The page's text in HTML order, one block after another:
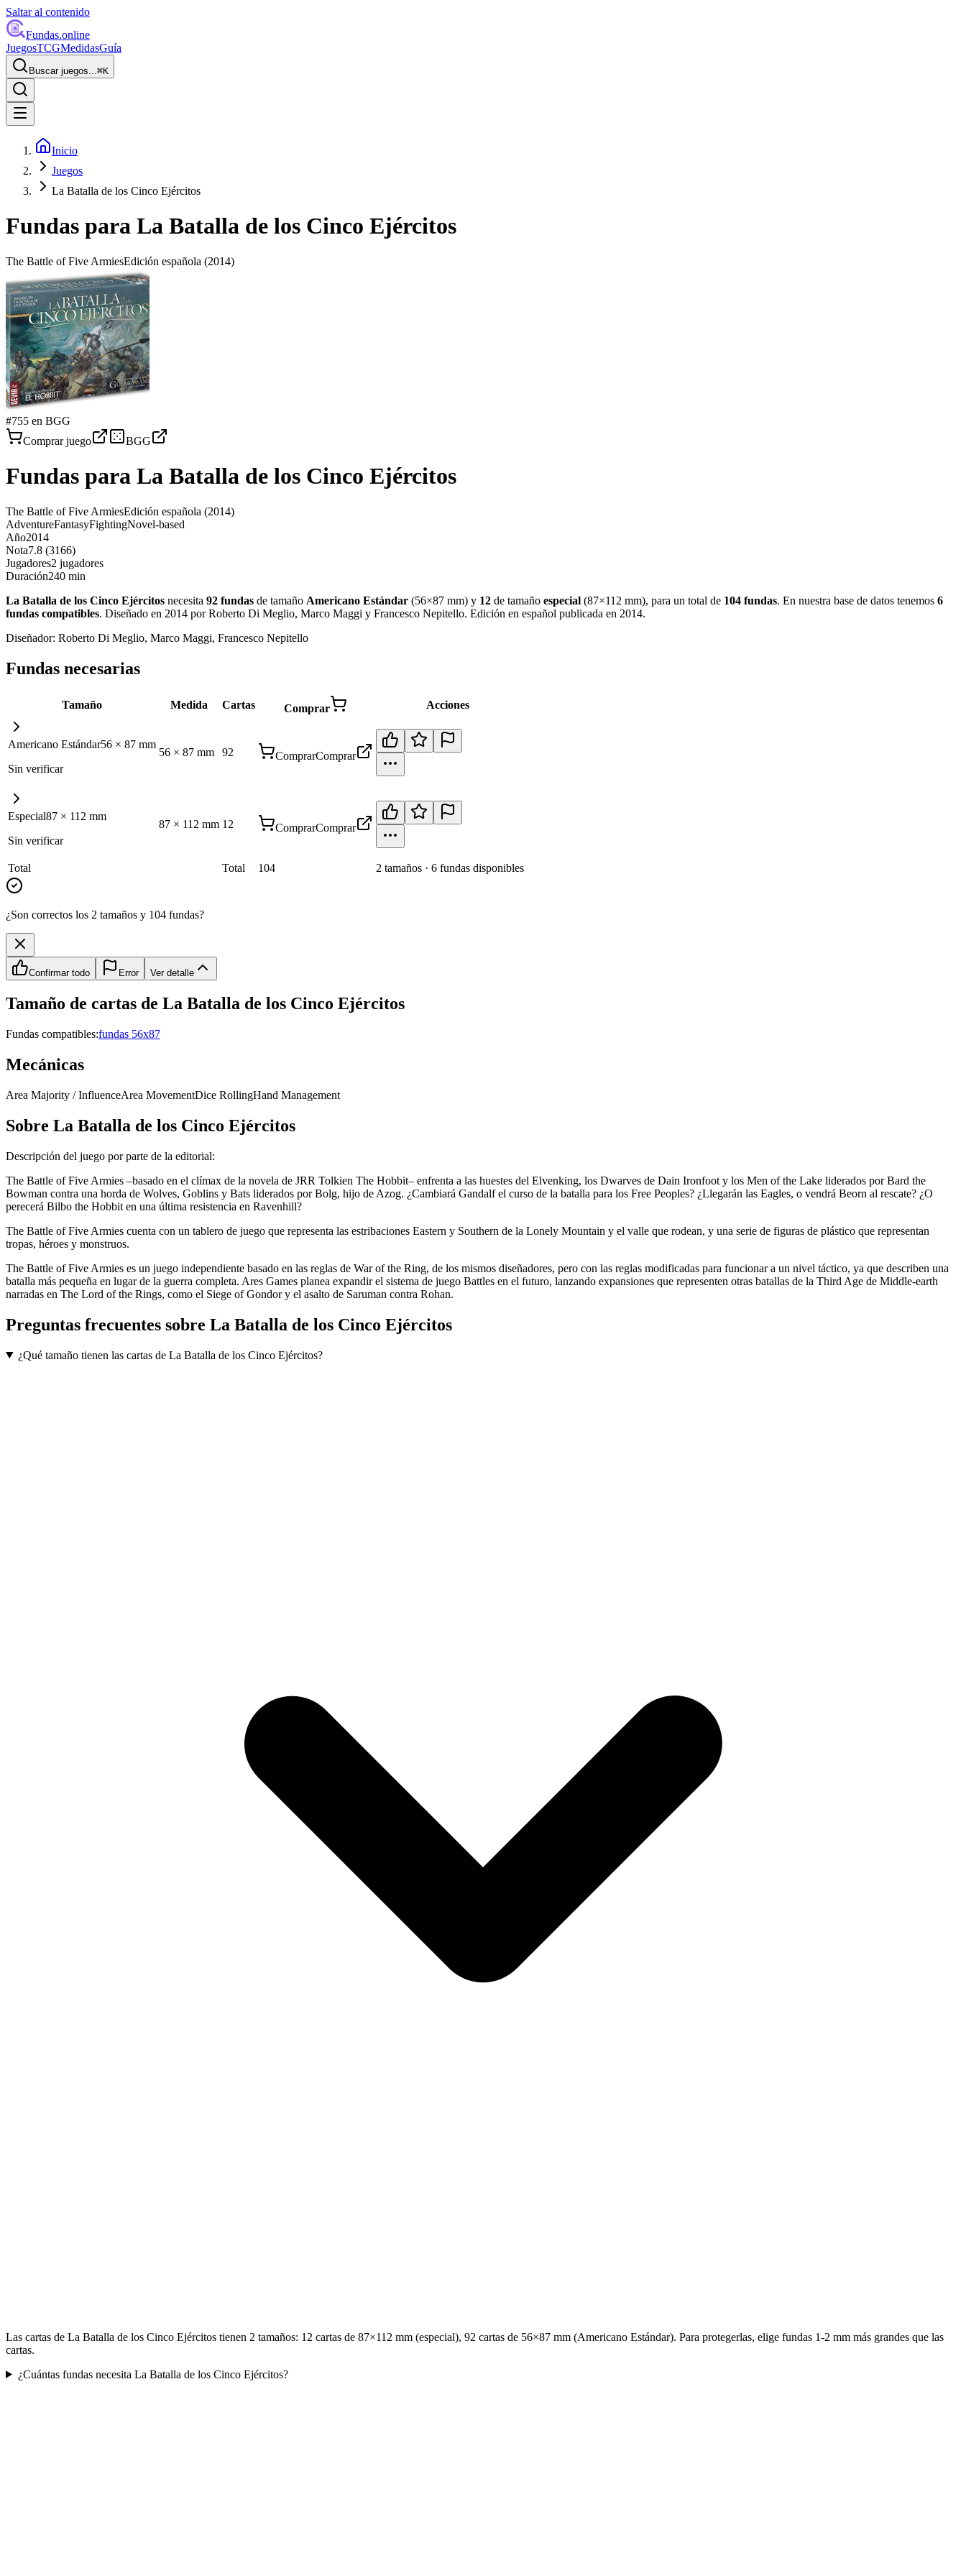
Saltar al contenido
Fundas.online
JuegosTCGMedidasGuía
Buscar juegos...⌘K
Inicio
Juegos
La Batalla de los Cinco Ejércitos
Fundas para La Batalla de los Cinco Ejércitos
The Battle of Five ArmiesEdición española (2014)
#755 en BGG
Comprar juego
BGG
Fundas para La Batalla de los Cinco Ejércitos
The Battle of Five ArmiesEdición española (2014)
AdventureFantasyFightingNovel-based
Año2014
Nota7.8 (3166)
Jugadores2 jugadores
Duración240 min
La Batalla de los Cinco Ejércitos necesita 92 fundas de tamaño Americano Estándar (56×87 mm) y 12 de tamaño especial (87×112 mm), para un total de 104 fundas. En nuestra base de datos tenemos 6
fundas compatibles. Diseñado en 2014 por Roberto Di Meglio, Marco Maggi y Francesco Nepitello. Edición en español publicada en 2014.
Diseñador: Roberto Di Meglio, Marco Maggi, Francesco Nepitello
Fundas necesarias
Tamaño Medida Cartas Comprar Acciones
Americano Estándar56 × 87 mm
Sin verificar
56 × 87 mm 92 ComprarComprar
Especial87 × 112 mm
Sin verificar
87 × 112 mm 12 ComprarComprar
Total Total 104 2 tamaños · 6 fundas disponibles
¿Son correctos los 2 tamaños y 104 fundas?
Confirmar todo Error Ver detalle
Tamaño de cartas de La Batalla de los Cinco Ejércitos
Fundas compatibles:fundas 56x87
Mecánicas
Area Majority / InfluenceArea MovementDice RollingHand Management
Sobre La Batalla de los Cinco Ejércitos
Descripción del juego por parte de la editorial:
The Battle of Five Armies –basado en el clímax de la novela de JRR Tolkien The Hobbit– enfrenta a las huestes del Elvenking, los Dwarves de Dain Ironfoot y los Men of the Lake liderados por Bard the
Bowman contra una horda de Wolves, Goblins y Bats liderados por Bolg, hijo de Azog. ¿Cambiará Gandalf el curso de la batalla para los Free Peoples? ¿Llegarán las Eagles, o vendrá Beorn al rescate? ¿O
perecerá Bilbo the Hobbit en una última resistencia en Ravenhill?
The Battle of Five Armies cuenta con un tablero de juego que representa las estribaciones Eastern y Southern de la Lonely Mountain y el valle que rodean, y una serie de figuras de plástico que representan
tropas, héroes y monstruos.
The Battle of Five Armies es un juego independiente basado en las reglas de War of the Ring, de los mismos diseñadores, pero con las reglas modificadas para funcionar a un nivel táctico, ya que describen una
batalla más pequeña en lugar de la guerra completa. Ares Games planea expandir el sistema de juego Battles en el futuro, lanzando expansiones que representen otras batallas de la Third Age de Middle-earth
narradas en The Lord of the Rings, como el Siege of Gondor y el asalto de Saruman contra Rohan.
Preguntas frecuentes sobre La Batalla de los Cinco Ejércitos
¿Qué tamaño tienen las cartas de La Batalla de los Cinco Ejércitos?
Las cartas de La Batalla de los Cinco Ejércitos tienen 2 tamaños: 12 cartas de 87×112 mm (especial), 92 cartas de 56×87 mm (Americano Estándar). Para protegerlas, elige fundas 1-2 mm más grandes que las
cartas.
¿Cuántas fundas necesita La Batalla de los Cinco Ejércitos?